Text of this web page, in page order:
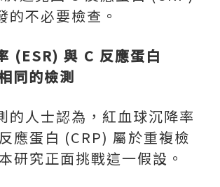
的不必要檢查。
(ESR) 與 C 反應蛋白
同的檢測
的人士認為，紅血球沉降率
應蛋白 (CRP) 屬於重複檢
研究正面挑戰這一假設。